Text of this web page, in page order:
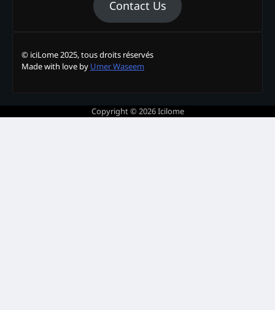
Contact Us
© iciLome 2025, tous droits réservés
Made with love by Umer Waseem
Copyright © 2026Icilome